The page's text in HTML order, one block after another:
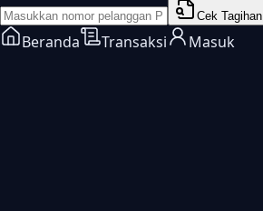
Cek Tagihan
Beranda Transaksi Masuk